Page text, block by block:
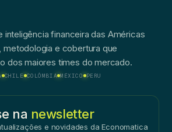
inteligência financeira das Américas
metodologia e cobertura que
dos maiores times do mercado.
CHILE COLÔMBIA MÉXICO PERU
na newsletter
e novidades da Economatica